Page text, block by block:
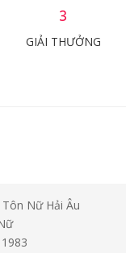
3
GIẢI THƯỞNG
Tôn Nữ Hải Âu
1983